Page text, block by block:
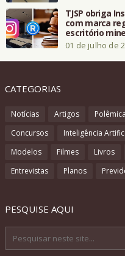
TJSP obriga
com marca
escritório
01 de julho de
CATEGORIAS
Notícias Artigos
Concursos
Inteligência
Modelos
Filmes Livros
Entrevistas
Planos
PESQUISE AQUI